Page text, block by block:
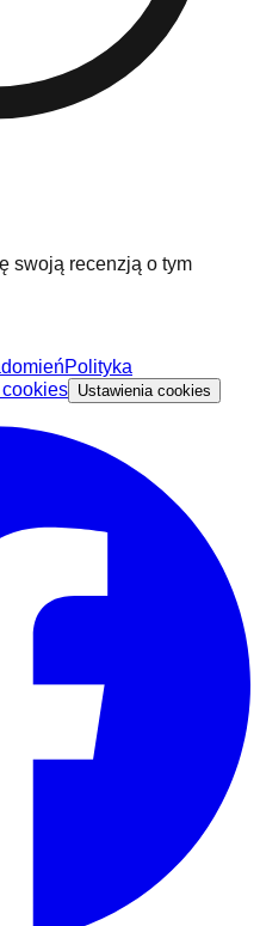
swoją recenzją o tym
Polityka
Ustawienia cookies